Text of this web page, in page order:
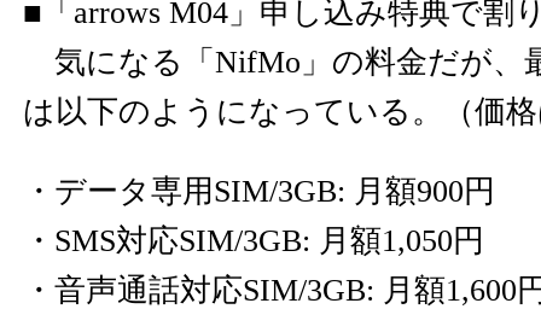
■「arrows M04」申し込み特典で割
気になる「NifMo」の料金だが、
は以下のようになっている。（価
・データ専用SIM/3GB: 月額900円
・SMS対応SIM/3GB: 月額1,050円
・音声通話対応SIM/3GB: 月額1,600